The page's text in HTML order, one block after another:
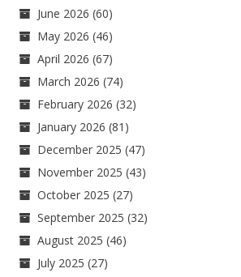
June 2026 (60)
May 2026 (46)
April 2026 (67)
March 2026 (74)
February 2026 (32)
January 2026 (81)
December 2025 (47)
November 2025 (43)
October 2025 (27)
September 2025 (32)
August 2025 (46)
July 2025 (27)